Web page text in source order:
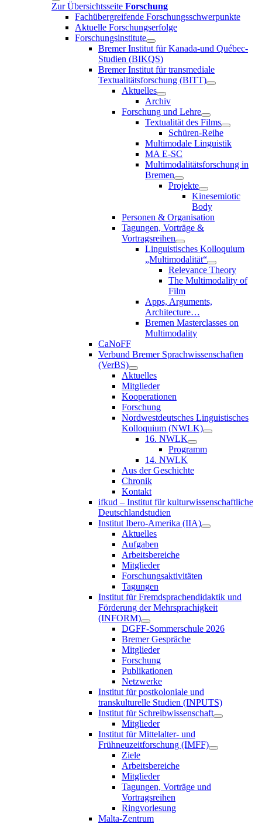
Zur Übersichtsseite Forschung
Fachübergreifende Forschungsschwerpunkte
Aktuelle Forschungserfolge
Forschungsinstitute
Bremer Institut für Kanada-und Québec-
Studien (BIKQS)
Bremer Institut für transmediale
Textualitätsforschung (BITT)
Aktuelles
Archiv
Forschung und Lehre
Textualität des Films
Schüren-Reihe
Multimodale Linguistik
MA E-SC
Multimodalitätsforschung in
Bremen
Projekte
Kinesemiotic
Body
Personen & Organisation
Tagungen, Vorträge &
Vortragsreihen
Linguistisches Kolloquium
„Multimodalität“
Relevance Theory
The Multimodality of
Film
Apps, Arguments,
Architecture…
Bremen Masterclasses on
Multimodality
CaNoFF
Verbund Bremer Sprachwissenschaften
(VerBS)
Aktuelles
Mitglieder
Kooperationen
Forschung
Nordwestdeutsches Linguistisches
Kolloquium (NWLK)
16. NWLK
Programm
14. NWLK
Aus der Geschichte
Chronik
Kontakt
ifkud – Institut für kulturwissenschaftliche
Deutschlandstudien
Institut Ibero-Amerika (IIA)
Aktuelles
Aufgaben
Arbeitsbereiche
Mitglieder
Forschungsaktivitäten
Tagungen
Institut für Fremdsprachendidaktik und
Förderung der Mehrsprachigkeit
(INFORM)
DGFF-Sommerschule 2026
Bremer Gespräche
Mitglieder
Forschung
Publikationen
Netzwerke
Institut für postkoloniale und
transkulturelle Studien (INPUTS)
Institut für Schreibwissenschaft
Mitglieder
Institut für Mittelalter- und
Frühneuzeitforschung (IMFF)
Ziele
Arbeitsbereiche
Mitglieder
Tagungen, Vorträge und
Vortragsreihen
Ringvorlesung
Malta-Zentrum